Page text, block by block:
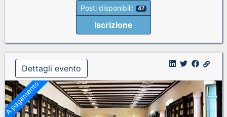
Posti disponibili: 47
Iscrizione
Dettagli evento
A pagamento